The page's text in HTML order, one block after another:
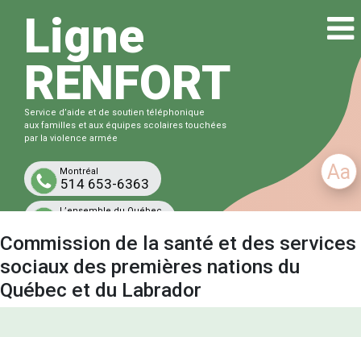
Aa
Ligne
RENFORT
Service d’aide et de soutien téléphonique
aux familles et aux équipes scolaires touchées
par la violence armée
Montréal
514 653-6363
L’ensemble du Québec
Gratuit et confidentiel
Commission de la santé et des services
sociaux des premières nations du
Québec et du Labrador